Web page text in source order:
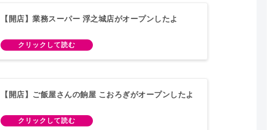
【開店】業務スーパー 浮之城店がオープンしたよ
【開店】ご飯屋さんの餉屋 こおろぎがオープンしたよ